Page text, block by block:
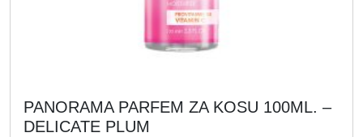
PANORAMA PARFEM ZA KOSU 100ML. –
DELICATE PLUM